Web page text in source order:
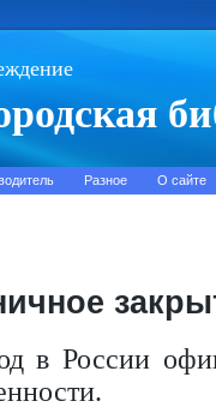
Разное О сайте
в России